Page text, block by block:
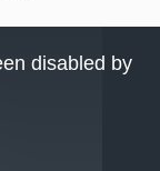
disabled by